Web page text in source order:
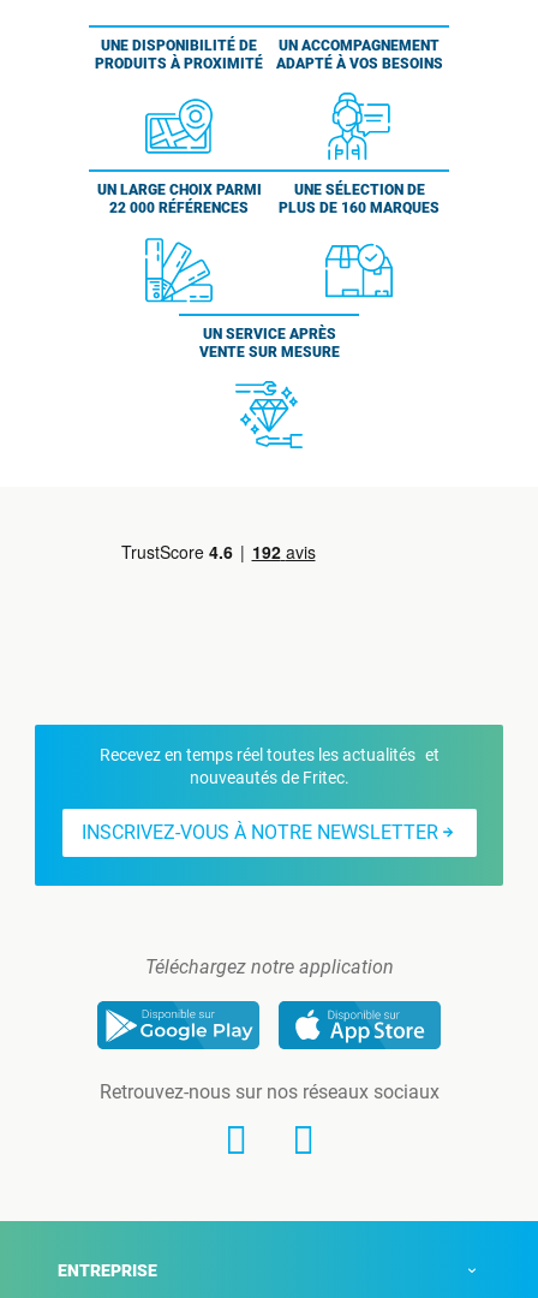
UNE DISPONIBILITÉ DE
PRODUITS À PROXIMITÉ
UN ACCOMPAGNEMENT
ADAPTÉ À VOS BESOINS
UN LARGE CHOIX PARMI
22 000 RÉFÉRENCES
UNE SÉLECTION DE
PLUS DE 160 MARQUES
UN SERVICE APRÈS
VENTE SUR MESURE
Recevez en temps réel toutes les actualités et
nouveautés de Fritec.
INSCRIVEZ-VOUS À NOTRE NEWSLETTER
Téléchargez notre application
Retrouvez-nous sur nos réseaux sociaux
ENTREPRISE